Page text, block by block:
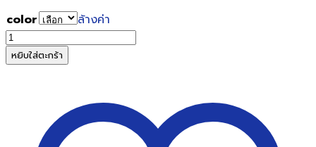
color
ล้างค่า
จำนวน
ปากกา
ลูก
หยิบใส่ตะกร้า